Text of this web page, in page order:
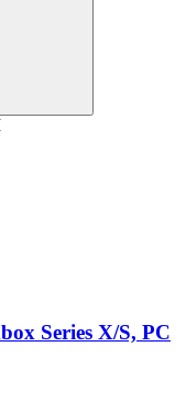
Series X/S, PC